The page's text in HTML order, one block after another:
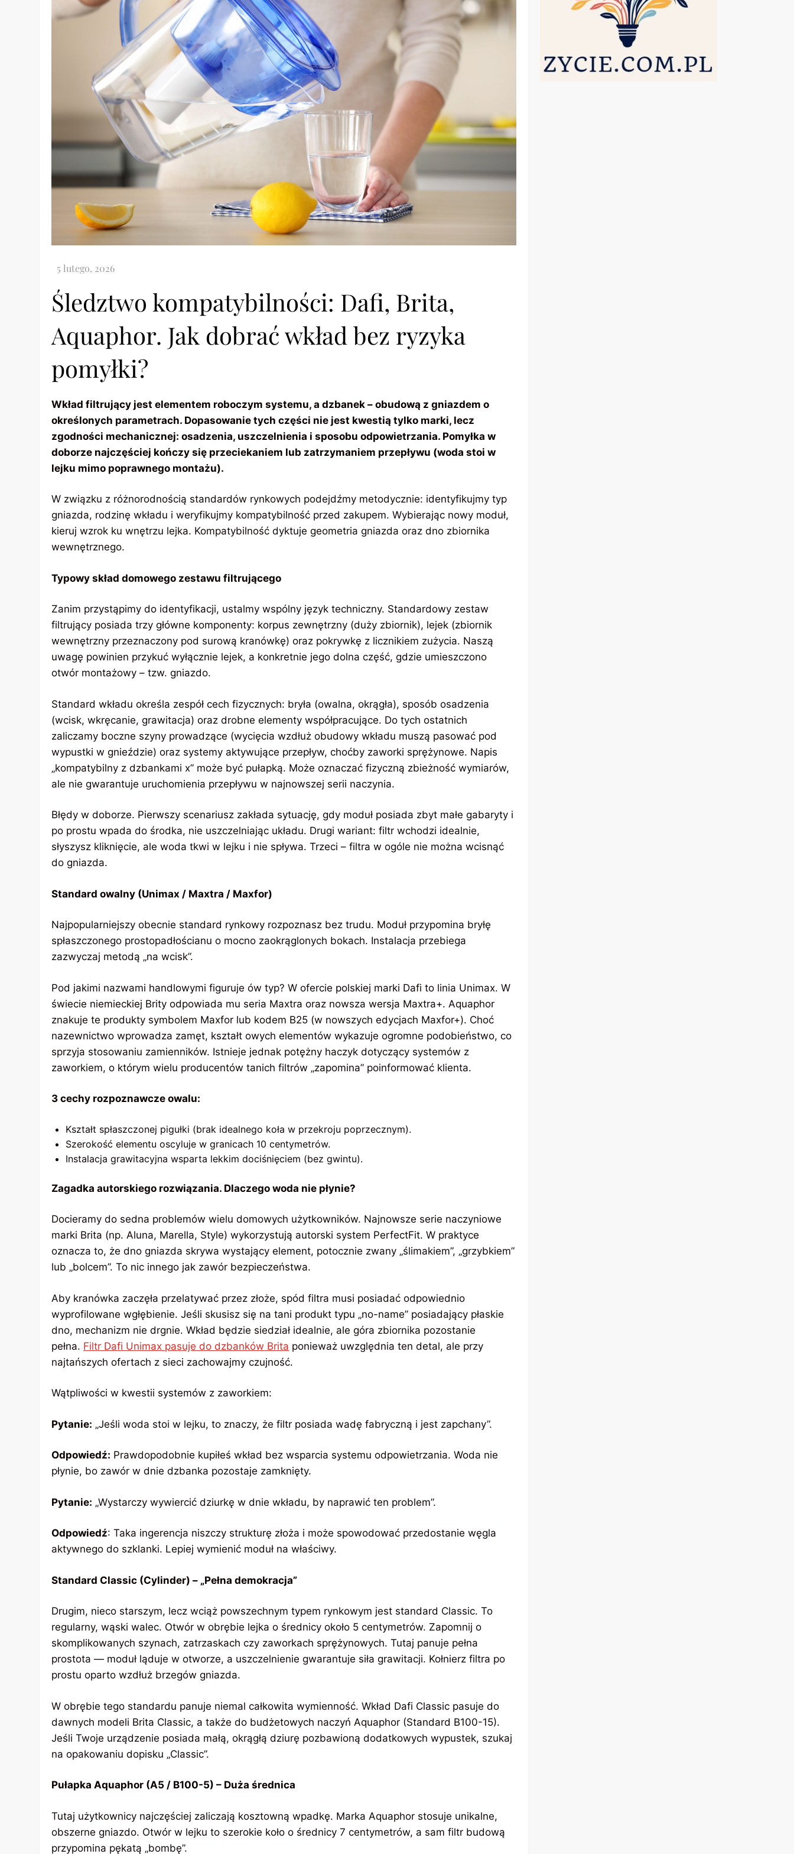
Śledztwo kompatybilności: Dafi, Brita,
Aquaphor. Jak dobrać wkład bez ryzyka
pomyłki?
Wkład filtrujący jest elementem roboczym systemu, a dzbanek – obudową z gniazdem o
określonych parametrach. Dopasowanie tych części nie jest kwestią tylko marki, lecz
zgodności mechanicznej: osadzenia, uszczelnienia i sposobu odpowietrzania. Pomyłka w
doborze najczęściej kończy się przeciekaniem lub zatrzymaniem przepływu (woda stoi w
lejku mimo poprawnego montażu).
W związku z różnorodnością standardów rynkowych podejdźmy metodycznie: identyfikujmy typ
gniazda, rodzinę wkładu i weryfikujmy kompatybilność przed zakupem. Wybierając nowy moduł,
kieruj wzrok ku wnętrzu lejka. Kompatybilność dyktuje geometria gniazda oraz dno zbiornika
wewnętrznego.
Typowy skład domowego zestawu filtrującego
Zanim przystąpimy do identyfikacji, ustalmy wspólny język techniczny. Standardowy zestaw
filtrujący posiada trzy główne komponenty: korpus zewnętrzny (duży zbiornik), lejek (zbiornik
wewnętrzny przeznaczony pod surową kranówkę) oraz pokrywkę z licznikiem zużycia. Naszą
uwagę powinien przykuć wyłącznie lejek, a konkretnie jego dolna część, gdzie umieszczono
otwór montażowy – tzw. gniazdo.
Standard wkładu określa zespół cech fizycznych: bryła (owalna, okrągła), sposób osadzenia
(wcisk, wkręcanie, grawitacja) oraz drobne elementy współpracujące. Do tych ostatnich
zaliczamy boczne szyny prowadzące (wycięcia wzdłuż obudowy wkładu muszą pasować pod
wypustki w gnieździe) oraz systemy aktywujące przepływ, choćby zaworki sprężynowe. Napis
„kompatybilny z dzbankami x” może być pułapką. Może oznaczać fizyczną zbieżność wymiarów,
ale nie gwarantuje uruchomienia przepływu w najnowszej serii naczynia.
Błędy w doborze. Pierwszy scenariusz zakłada sytuację, gdy moduł posiada zbyt małe gabaryty i
po prostu wpada do środka, nie uszczelniając układu. Drugi wariant: filtr wchodzi idealnie,
słyszysz kliknięcie, ale woda tkwi w lejku i nie spływa. Trzeci – filtra w ogóle nie można wcisnąć
do gniazda.
Standard owalny (Unimax / Maxtra / Maxfor)
Najpopularniejszy obecnie standard rynkowy rozpoznasz bez trudu. Moduł przypomina bryłę
spłaszczonego prostopadłościanu o mocno zaokrąglonych bokach. Instalacja przebiega
zazwyczaj metodą „na wcisk”.
Pod jakimi nazwami handlowymi figuruje ów typ? W ofercie polskiej marki Dafi to linia Unimax. W
świecie niemieckiej Brity odpowiada mu seria Maxtra oraz nowsza wersja Maxtra+. Aquaphor
znakuje te produkty symbolem Maxfor lub kodem B25 (w nowszych edycjach Maxfor+). Choć
nazewnictwo wprowadza zamęt, kształt owych elementów wykazuje ogromne podobieństwo, co
sprzyja stosowaniu zamienników. Istnieje jednak potężny haczyk dotyczący systemów z
zaworkiem, o którym wielu producentów tanich filtrów „zapomina” poinformować klienta.
3 cechy rozpoznawcze owalu:
Kształt spłaszczonej pigułki (brak idealnego koła w przekroju poprzecznym).
Szerokość elementu oscyluje w granicach 10 centymetrów.
Instalacja grawitacyjna wsparta lekkim dociśnięciem (bez gwintu).
Zagadka autorskiego rozwiązania. Dlaczego woda nie płynie?
Docieramy do sedna problemów wielu domowych użytkowników. Najnowsze serie naczyniowe
marki Brita (np. Aluna, Marella, Style) wykorzystują autorski system PerfectFit. W praktyce
oznacza to, że dno gniazda skrywa wystający element, potocznie zwany „ślimakiem”, „grzybkiem”
lub „bolcem”. To nic innego jak zawór bezpieczeństwa.
Aby kranówka zaczęła przelatywać przez złoże, spód filtra musi posiadać odpowiednio
wyprofilowane wgłębienie. Jeśli skusisz się na tani produkt typu „no-name” posiadający płaskie
dno, mechanizm nie drgnie. Wkład będzie siedział idealnie, ale góra zbiornika pozostanie
pełna. Filtr Dafi Unimax pasuje do dzbanków Brita ponieważ uwzględnia ten detal, ale przy
najtańszych ofertach z sieci zachowajmy czujność.
Wątpliwości w kwestii systemów z zaworkiem:
Pytanie: „Jeśli woda stoi w lejku, to znaczy, że filtr posiada wadę fabryczną i jest zapchany”.
Odpowiedź: Prawdopodobnie kupiłeś wkład bez wsparcia systemu odpowietrzania. Woda nie
płynie, bo zawór w dnie dzbanka pozostaje zamknięty.
Pytanie: „Wystarczy wywiercić dziurkę w dnie wkładu, by naprawić ten problem”.
Odpowiedź: Taka ingerencja niszczy strukturę złoża i może spowodować przedostanie węgla
aktywnego do szklanki. Lepiej wymienić moduł na właściwy.
Standard Classic (Cylinder) – „Pełna demokracja”
Drugim, nieco starszym, lecz wciąż powszechnym typem rynkowym jest standard Classic. To
regularny, wąski walec. Otwór w obrębie lejka o średnicy około 5 centymetrów. Zapomnij o
skomplikowanych szynach, zatrzaskach czy zaworkach sprężynowych. Tutaj panuje pełna
prostota — moduł ląduje w otworze, a uszczelnienie gwarantuje siła grawitacji. Kołnierz filtra po
prostu oparto wzdłuż brzegów gniazda.
W obrębie tego standardu panuje niemal całkowita wymienność. Wkład Dafi Classic pasuje do
dawnych modeli Brita Classic, a także do budżetowych naczyń Aquaphor (Standard B100-15).
Jeśli Twoje urządzenie posiada małą, okrągłą dziurę pozbawioną dodatkowych wypustek, szukaj
na opakowaniu dopisku „Classic”.
Pułapka Aquaphor (A5 / B100-5) – Duża średnica
Tutaj użytkownicy najczęściej zaliczają kosztowną wpadkę. Marka Aquaphor stosuje unikalne,
obszerne gniazdo. Otwór w lejku to szerokie koło o średnicy 7 centymetrów, a sam filtr budową
przypomina pękatą „bombę”.